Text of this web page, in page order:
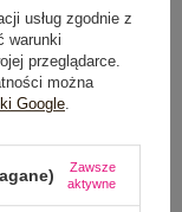
usług zgodnie z
warunki
przeglądarce.
można
Google.
Zawsze
aktywne